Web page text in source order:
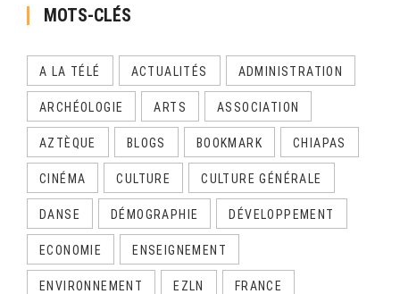
MOTS-CLÉS
A LA TÉLÉ ACTUALITÉS ADMINISTRATION
ARCHÉOLOGIE ARTS ASSOCIATION
AZTÈQUE BLOGS BOOKMARK CHIAPAS
CINÉMA CULTURE CULTURE GÉNÉRALE
DANSE DÉMOGRAPHIE DÉVELOPPEMENT
ECONOMIE ENSEIGNEMENT
ENVIRONNEMENT EZLN FRANCE